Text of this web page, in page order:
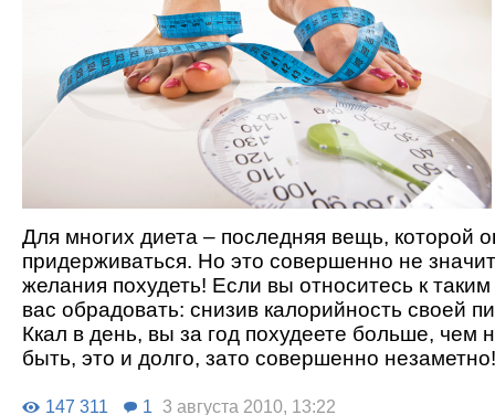
Для многих диета – последняя вещь, которой
придерживаться. Но это совершенно не
желания похудеть! Если вы относитесь к
вас обрадовать: снизив калорийность своей
Ккал в день, вы за год похудеете больше, чем
быть, это и долго, зато совершенно незаметно!
147 311 1 3 августа 2010, 13:22